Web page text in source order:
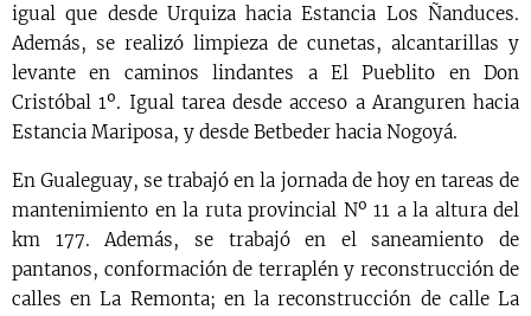
igual que desde Urquiza hacia Estancia Los Ñanduces.
Además, se realizó limpieza de cunetas, alcantarillas y
levante en caminos lindantes a El Pueblito en Don
Cristóbal 1º. Igual tarea desde acceso a Aranguren hacia
Estancia Mariposa, y desde Betbeder hacia Nogoyá.
En Gualeguay, se trabajó en la jornada de hoy en tareas de
mantenimiento en la ruta provincial Nº 11 a la altura del
km 177. Además, se trabajó en el saneamiento de
pantanos, conformación de terraplén y reconstrucción de
calles en La Remonta; en la reconstrucción de calle La